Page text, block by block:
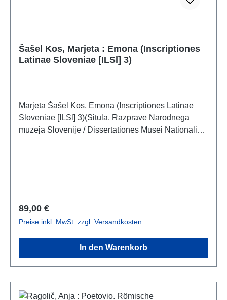
Šašel Kos, Marjeta : Emona (Inscriptiones
Latinae Sloveniae [ILSl] 3)
Marjeta Šašel Kos, Emona (Inscriptiones Latinae
Sloveniae [ILSl] 3)(Situla. Razprave Narodnega
muzeja Slovenije / Dissertationes Musei Nationalis
Regulärer Preis:
89,00 €
Preise inkl. MwSt. zzgl. Versandkosten
In den Warenkorb